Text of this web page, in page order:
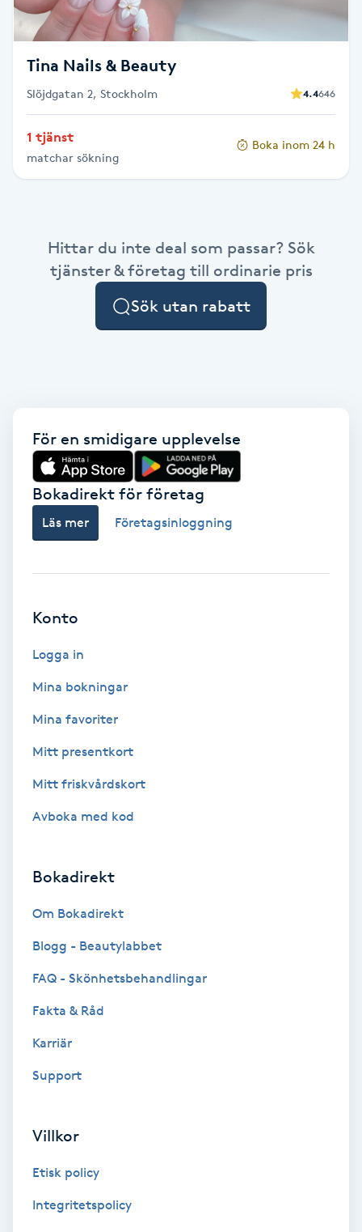
Ortobionomi
Ortopedi
Paraffinbehandling
Pensionärklippning
Personal shopper
Personlig tränare
Picolaser
Pigmentbehandling
Plastikkirurgi
Powder brows
Psoriasis
Reflexologi
Tina Nails & Beauty
Slöjdgatan 2, Stockholm 4.4646
1 tjänst
matchar sökning
Boka inom 24 h
Hittar du inte deal som passar? Sök
tjänster & företag till ordinarie pris
Sök utan rabatt
För en smidigare upplevelse
Bokadirekt för företag
Läs mer Företagsinloggning
Konto
Logga in
Mina bokningar
Mina favoriter
Mitt presentkort
Mitt friskvårdskort
Avboka med kod
Bokadirekt
Om Bokadirekt
Blogg - Beautylabbet
FAQ - Skönhetsbehandlingar
Fakta & Råd
Karriär
Support
Villkor
Etisk policy
Integritetspolicy